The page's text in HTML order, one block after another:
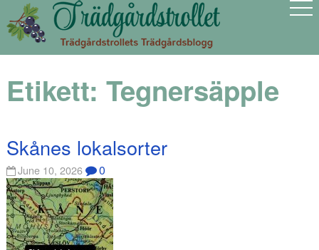
Etikett: Tegnersäpple
Skånes lokalsorter
June 10, 2026 0